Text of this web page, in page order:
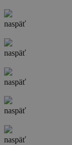
naspäť
naspäť
naspäť
naspäť
naspäť